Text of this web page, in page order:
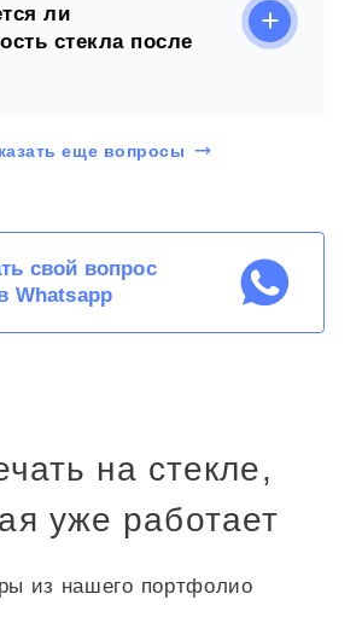
ли
стекла после
еще вопросы
свой вопрос
Whatsapp
на стекле,
уже работает
из нашего портфолио